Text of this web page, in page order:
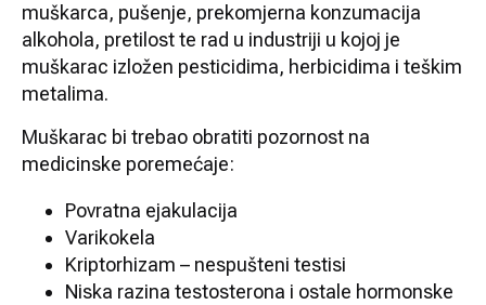
muškarca, pušenje, prekomjerna konzumacija
alkohola, pretilost te rad u industriji u kojoj je
muškarac izložen pesticidima, herbicidima i teškim
metalima.
Muškarac bi trebao obratiti pozornost na
medicinske poremećaje:
Povratna ejakulacija
Varikokela
Kriptorhizam – nespušteni testisi
Niska razina testosterona i ostale hormonske